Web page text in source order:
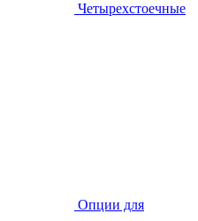
Четырехстоечные
Опции для